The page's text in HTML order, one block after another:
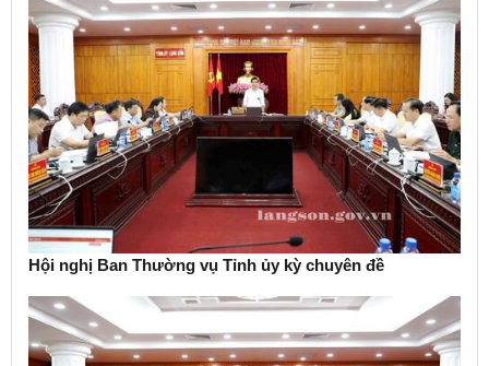
Hội nghị Ban Thường vụ Tỉnh ủy kỳ chuyên đề